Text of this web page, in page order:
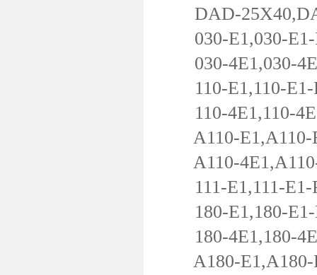
DAD-
030-E1,030-E1-
030-4E1,030-
110-E1,110-E1-
110-4E1,110-
A110-E1,A110-
A110-4E1,A110-
111-E1,111-E1-
180-E1,180-E1-
180-4E1,180-
A180-E1,A180-